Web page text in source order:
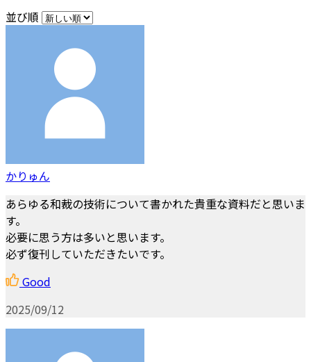
並び順
かりゅん
あらゆる和裁の技術について書かれた貴重な資料だと思いま
す。
必要に思う方は多いと思います。
必ず復刊していただきたいです。
Good
2025/09/12